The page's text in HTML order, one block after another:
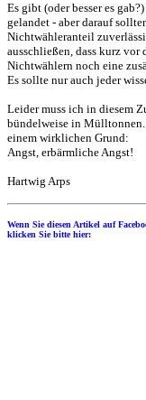
Es gibt (oder besser es
gelandet - aber darauf
Nichtwähleranteil
ausschließen, dass kurz
Nichtwählern noch eine
Es sollte nur auch jeder
Leider muss ich in diesem
bündelweise in
einem wirklichen Grund:
Angst, erbärmliche Angst!
Hartwig Arps
Wenn Sie diesen Artikel auf
klicken Sie bitte hier: